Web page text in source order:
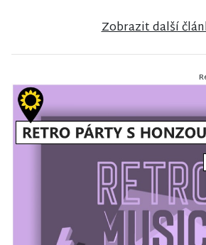
Zobrazit další